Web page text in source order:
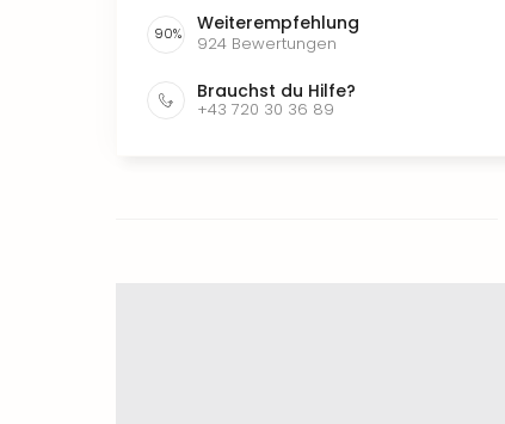
90% Weiterempfehlung
924 Bewertungen
Brauchst du Hilfe?
+43 720 30 36 89